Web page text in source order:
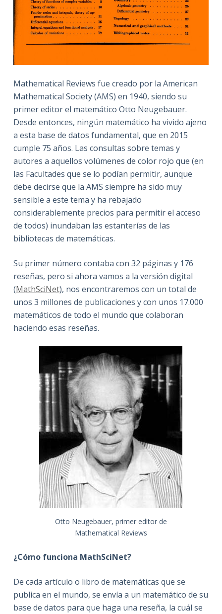
Mathematical Reviews fue creado por la American
Mathematical Society (AMS) en 1940, siendo su
primer editor el matemático Otto Neugebauer.
Desde entonces, ningún matemático ha vivido ajeno
a esta base de datos fundamental, que en 2015
cumple 75 años. Las consultas sobre temas y
autores a aquellos volúmenes de color rojo que (en
las Facultades que se lo podían permitir, aunque
debe decirse que la AMS siempre ha sido muy
sensible a este tema y ha rebajado
considerablemente precios para permitir el acceso
de todos) inundaban las estanterías de las
bibliotecas de matemáticas.
Su primer número contaba con 32 páginas y 176
reseñas, pero si ahora vamos a la versión digital
(MathSciNet), nos encontraremos con un total de
unos 3 millones de publicaciones y con unos 17.000
matemáticos de todo el mundo que colaboran
haciendo esas reseñas.
Otto Neugebauer, primer editor de
Mathematical Reviews
¿Cómo funciona MathSciNet?
De cada artículo o libro de matemáticas que se
publica en el mundo, se envía a un matemático de su
base de datos para que haga una reseña, la cuál se